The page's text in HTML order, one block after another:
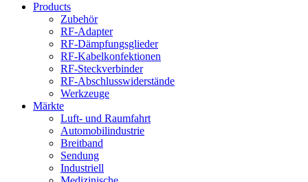
Products
Zubehör
RF-Adapter
RF-Dämpfungsglieder
RF-Kabelkonfektionen
RF-Steckverbinder
RF-Abschlusswiderstände
Werkzeuge
Märkte
Luft- und Raumfahrt
Automobilindustrie
Breitband
Sendung
Industriell